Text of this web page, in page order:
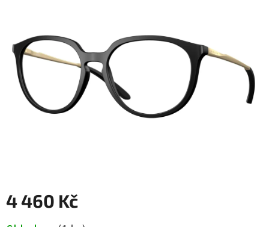
4 460 Kč